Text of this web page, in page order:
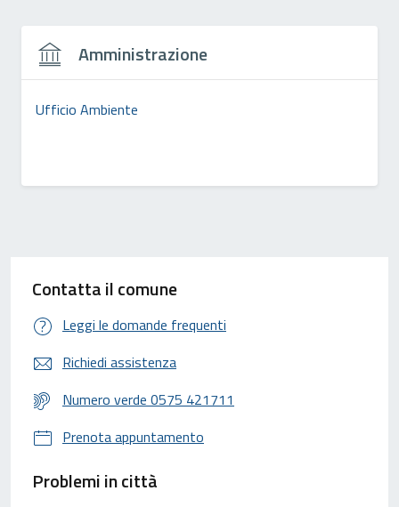
Amministrazione
Ufficio Ambiente
Contatta il comune
Leggi le domande frequenti
Richiedi assistenza
Numero verde 0575 421711
Prenota appuntamento
Problemi in città